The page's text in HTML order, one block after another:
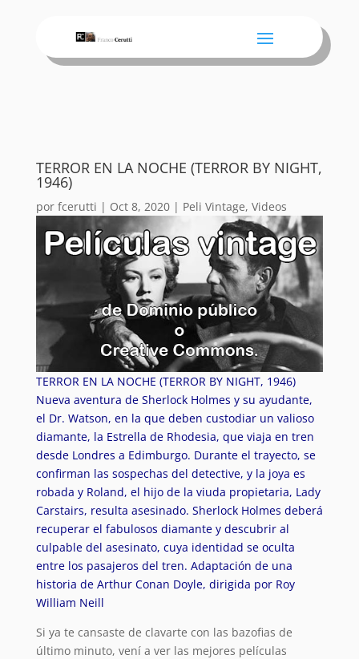
TERROR EN LA NOCHE (TERROR BY NIGHT,
1946)
por fcerutti | Oct 8, 2020| Peli Vintage, Videos
TERROR EN LA NOCHE (TERROR BY NIGHT, 1946)
Nueva aventura de Sherlock Holmes y su ayudante,
el Dr. Watson, en la que deben custodiar un valioso
diamante, la Estrella de Rhodesia, que viaja en tren
desde Londres a Edimburgo. Durante el trayecto, se
confirman las sospechas del detective, y la joya es
robada y Roland, el hijo de la viuda propietaria, Lady
Carstairs, resulta asesinado. Sherlock Holmes deberá
recuperar el fabulosos diamante y descubrir al
culpable del asesinato, cuya identidad se oculta
entre los pasajeros del tren. Adaptación de una
historia de Arthur Conan Doyle, dirigida por Roy
William Neill
Si ya te cansaste de clavarte con las bazofias de
último minuto, vení a ver las mejores películas